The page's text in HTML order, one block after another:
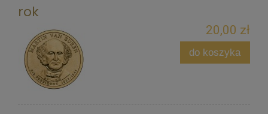
rok
20,00 zł
do koszyka